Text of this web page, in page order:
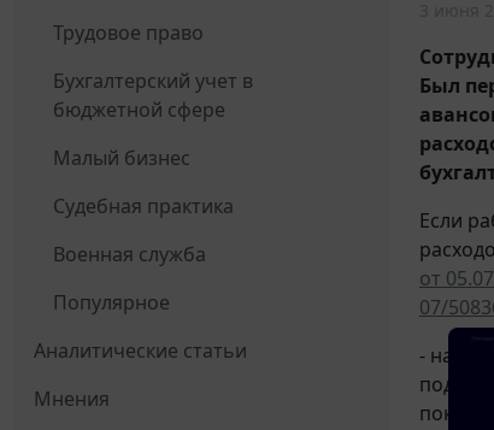
Трудовое право
Бухгалтерский учет в
бюджетной сфере
Малый бизнес
Судебная практика
Военная служба
Популярное
Аналитические статьи
Мнения
Был
Если
от
07/
- на